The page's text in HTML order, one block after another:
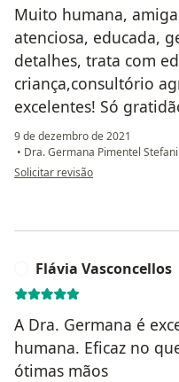
Muito humana,
atenciosa, educada,
detalhes, trata com
criança,consultório
excelentes! Só
9 de dezembro de 2021
• Dra. Germana Pimentel Stefani
na opinião do utilizador Pollyanna
Solicitar revisão
Flávia Vasconcellos
A Dra. Germana é
humana. Eficaz no
ótimas mãos